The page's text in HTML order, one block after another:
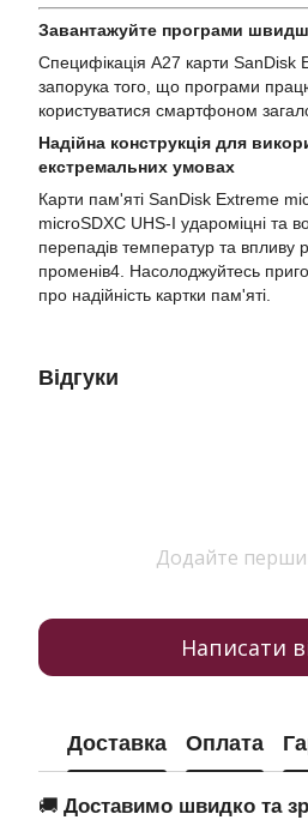
Завантажуйте програми
Специфікація A27 карти
запорука того, що програми
користуватися смартфоном
Надійна конструкція для
екстремальних умовах
Карти пам'яті SanDisk Extreme
microSDXC UHS-I удароміцні та
перепадів температур та впливу
променів4. Насолоджуйтесь
про надійність картки пам'яті.
Відгуки
Додайте
Написати
Доставка Оплата
🚚 Доставимо швидко та